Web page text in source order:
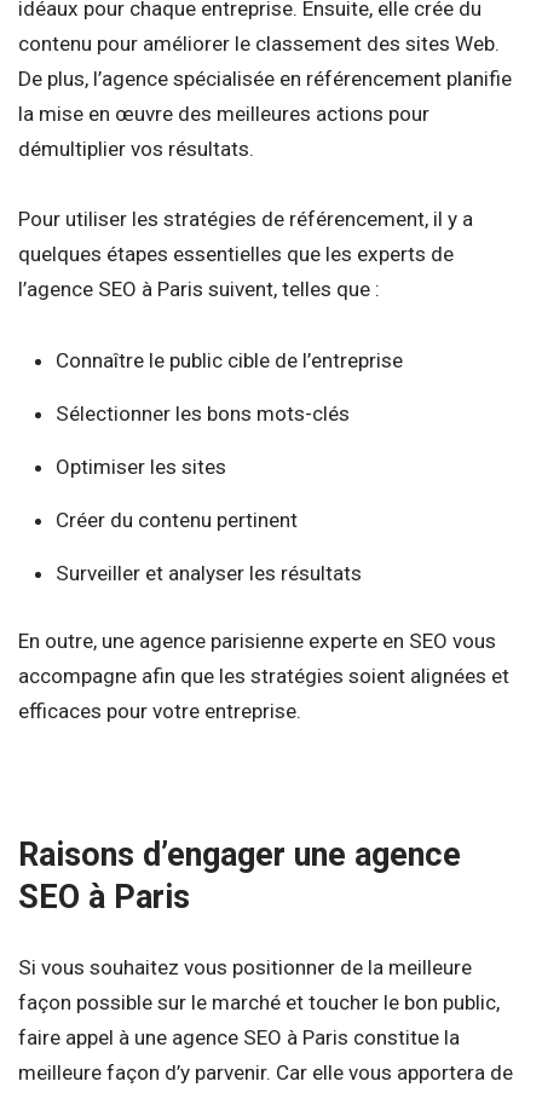
idéaux pour chaque entreprise. Ensuite, elle crée du
contenu pour améliorer le classement des sites Web.
De plus, l’agence spécialisée en référencement planifie
la mise en œuvre des meilleures actions pour
démultiplier vos résultats.
Pour utiliser les stratégies de référencement, il y a
quelques étapes essentielles que les experts de
l’agence SEO à Paris suivent, telles que :
Connaître le public cible de l’entreprise
Sélectionner les bons mots-clés
Optimiser les sites
Créer du contenu pertinent
Surveiller et analyser les résultats
En outre, une agence parisienne experte en SEO vous
accompagne afin que les stratégies soient alignées et
efficaces pour votre entreprise.
Raisons d’engager une agence
SEO à Paris
Si vous souhaitez vous positionner de la meilleure
façon possible sur le marché et toucher le bon public,
faire appel à une agence SEO à Paris constitue la
meilleure façon d’y parvenir. Car elle vous apportera de